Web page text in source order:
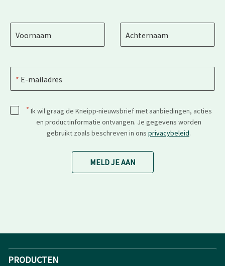
Voornaam Achternaam
E-mailadres
* Ik wil graag de Kneipp-nieuwsbrief met aanbiedingen, acties
en productinformatie ontvangen. Je gegevens worden
gebruikt zoals beschreven in ons privacybeleid.
MELD JE AAN
PRODUCTEN